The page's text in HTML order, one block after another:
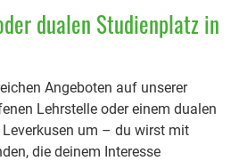
dualen Studienplatz in
Angeboten auf unserer
Lehrstelle oder einem dualen
um – du wirst mit
die deinem Interesse